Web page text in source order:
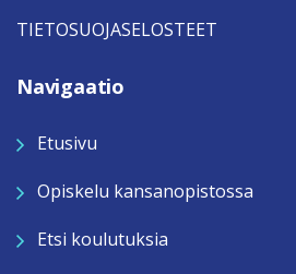
TIETOSUOJASELOSTEET
Navigaatio
Etusivu
Opiskelu kansanopistossa
Etsi koulutuksia